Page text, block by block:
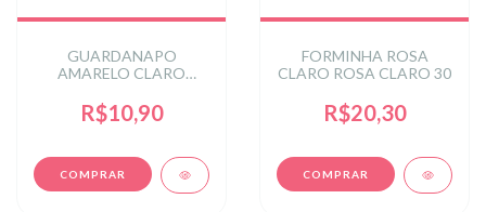
GUARDANAPO
AMARELO CLARO
R$10,90
FORMINHA ROSA
CLARO ROSA CLARO 30
R$20,30